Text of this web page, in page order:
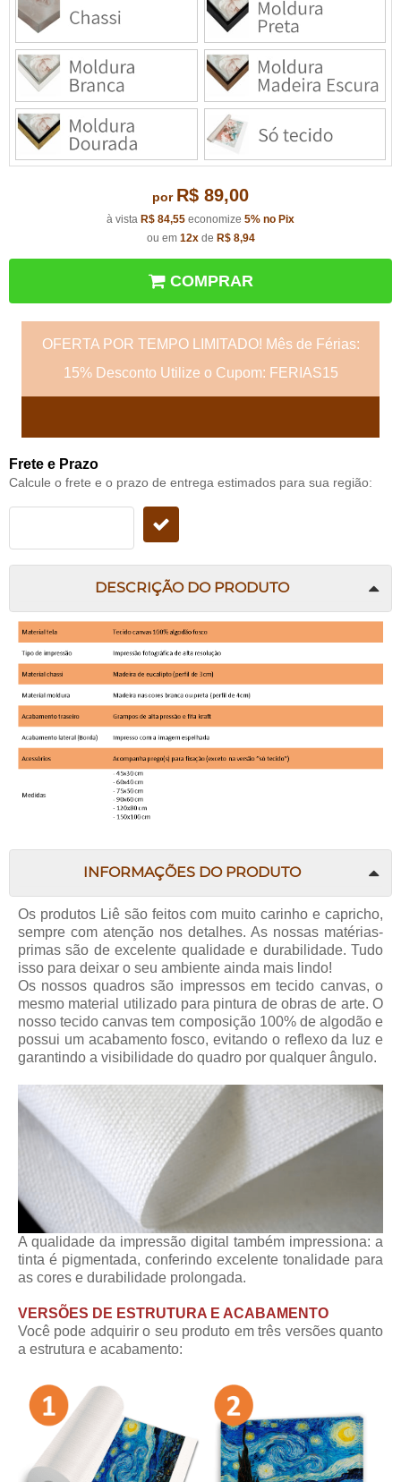
por R$ 89,00
à vista R$ 84,55 economize 5% no Pix
ou em 12xde R$ 8,94
COMPRAR
OFERTA POR TEMPO LIMITADO! Mês de Férias:
15% Desconto Utilize o Cupom: FERIAS15
Frete e Prazo
Calcule o frete e o prazo de entrega estimados para sua região:
DESCRIÇÃO DO PRODUTO
INFORMAÇÕES DO PRODUTO
Os produtos Liê são feitos com muito carinho e capricho,
sempre com atenção nos detalhes. As nossas matérias-
primas são de excelente qualidade e durabilidade. Tudo
isso para deixar o seu ambiente ainda mais lindo!
Os nossos quadros são impressos em tecido canvas, o
mesmo material utilizado para pintura de obras de arte. O
nosso tecido canvas tem composição 100% de algodão e
possui um acabamento fosco, evitando o reflexo da luz e
garantindo a visibilidade do quadro por qualquer ângulo.
A qualidade da impressão digital também impressiona: a
tinta é pigmentada, conferindo excelente tonalidade para
as cores e durabilidade prolongada.
VERSÕES DE ESTRUTURA E ACABAMENTO
Você pode adquirir o seu produto em três versões quanto
a estrutura e acabamento: